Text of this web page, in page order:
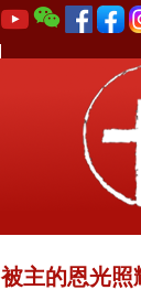
被主的恩光照